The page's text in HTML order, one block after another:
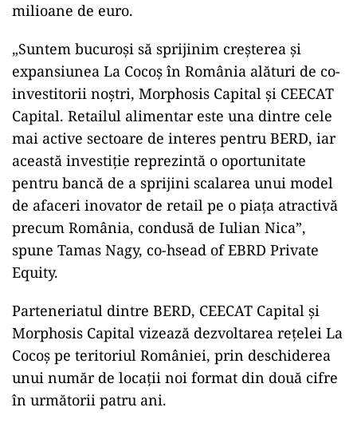
milioane de euro.
„Suntem bucuroşi să sprijinim creşterea şi
expansiunea La Cocoş în România alături de co-
investitorii noştri, Morphosis Capital şi CEECAT
Capital. Retailul alimentar este una dintre cele
mai active sectoare de interes pentru BERD, iar
această investiţie reprezintă o oportunitate
pentru bancă de a sprijini scalarea unui model
de afaceri inovator de retail pe o piaţa atractivă
precum România, condusă de Iulian Nica”,
spune Tamas Nagy, co-hsead of EBRD Private
Equity.
Parteneriatul dintre BERD, CEECAT Capital şi
Morphosis Capital vizează dezvoltarea reţelei La
Cocoş pe teritoriul României, prin deschiderea
unui număr de locaţii noi format din două cifre
în următorii patru ani.